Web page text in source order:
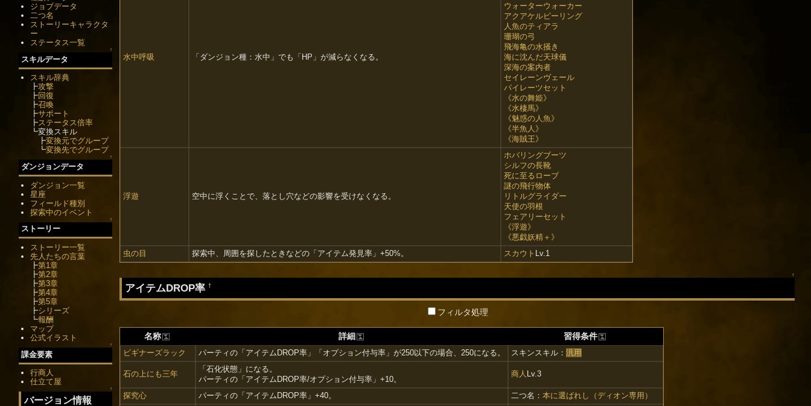
水中呼吸 「ダンジョン種：水中」でも「HP」が減らなくなる。
ウォーターウォーカー
アクアケルピーリング
人魚のティアラ
珊瑚の弓
飛海亀の水掻き
海に沈んだ天球儀
深海の案内者
セイレーンヴェール
パイレーツセット
《水の舞姫》
《水棲馬》
《魅惑の人魚》
《半魚人》
《海賊王》
浮遊 空中に浮くことで、落とし穴などの影響を受けなくなる。
ホバリングブーツ
シルフの長靴
死に至るローブ
謎の飛行物体
リトルグライダー
天使の羽根
フェアリーセット
《浮遊》
《悪戯妖精＋》
虫の目
探索中、周囲を探したときなどの「アイテム発見率」+50%。 スカウト Lv.1
↑
アイテムDROP率 †
フィルタ処理
名称 詳細 習得条件
ビギナーズラック パーティの「アイテムDROP率」「オプション付与率」が250以下の場合、250になる。 スキンスキル： 汎用
石の上にも三年
「石化状態」になる。
パーティの「アイテムDROP率/オプション付与率」+10。
商人 Lv.3
探究心 パーティの「アイテムDROP率」+40。 二つ名： 本に選ばれし（ディオン専用）
ジョブデータ
二つ名
ストーリーキャラクタ
ー
ステータス一覧
↑
スキルデータ
スキル辞典
┣攻撃
┣回復
┣召喚
┣サポート
┣ステータス倍率
┗変換スキル
┣変換元でグループ
┗変換先でグループ
↑
ダンジョンデータ
ダンジョン一覧
星座
フィールド種別
探索中のイベント
↑
ストーリー
ストーリー一覧
先人たちの言葉
┣第1章
┣第2章
┣第3章
┣第4章
┣第5章
┣シリーズ
┗報酬
マップ
公式イラスト
↑
課金要素
行商人
仕立て屋
↑
バージョン情報